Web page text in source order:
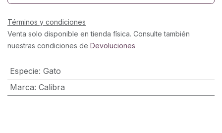
Términos y condiciones
Venta solo disponible en tienda física. Consulte también
nuestras condiciones de Devoluciones
Especie: Gato
Marca: Calibra